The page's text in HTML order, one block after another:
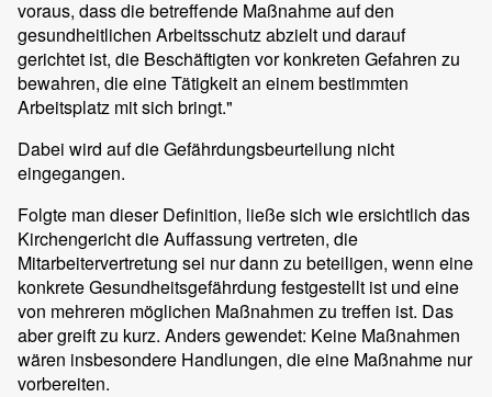
voraus, dass die betreffende Maßnahme auf den
gesundheitlichen Arbeitsschutz abzielt und darauf
gerichtet ist, die Beschäftigten vor konkreten Gefahren zu
bewahren, die eine Tätigkeit an einem bestimmten
Arbeitsplatz mit sich bringt."
Dabei wird auf die Gefährdungsbeurteilung nicht
eingegangen.
Folgte man dieser Definition, ließe sich wie ersichtlich das
Kirchengericht die Auffassung vertreten, die
Mitarbeitervertretung sei nur dann zu beteiligen, wenn eine
konkrete Gesundheitsgefährdung festgestellt ist und eine
von mehreren möglichen Maßnahmen zu treffen ist. Das
aber greift zu kurz. Anders gewendet: Keine Maßnahmen
wären insbesondere Handlungen, die eine Maßnahme nur
vorbereiten.